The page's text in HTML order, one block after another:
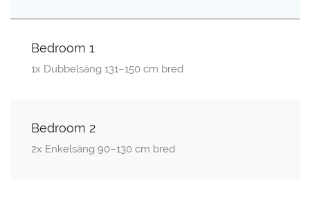
Bedroom 1
1x Dubbelsäng 131–150 cm bred
Bedroom 2
2x Enkelsäng 90–130 cm bred